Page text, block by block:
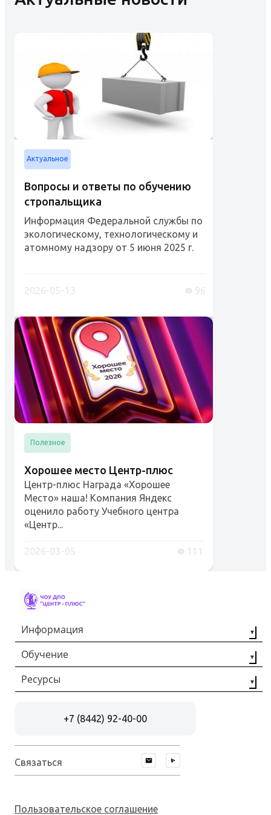
Актуальное
Вопросы и ответы по обучению
стропальщика
Информация Федеральной службы по
экологическому, технологическому и
атомному надзору от 5 июня 2025 г.
Разъяснения Ростехнадзора и
2026-05-13 96
Полезное
Хорошее место Центр-плюс
Центр-плюс Награда «Хорошее
Место» наша! Компания Яндекс
оценило работу Учебного центра
«Центр...
2026-03-05 111
Информация
О компании
Наши партнёры
Обучение
Профессиональная
переподготовка
Повышение
квалификации
Рабочие
Ресурсы
+7 (8442) 92-40-00
Связаться
Пользовательское соглашение